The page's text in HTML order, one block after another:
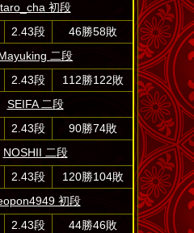
taro_cha 初段
2.43段
46勝58敗
二段
2.43段
112勝122敗
SEIFA 二段
2.43段
90勝74敗
NOSHII 二段
2.43段
120勝104敗
初段
2.43段
44勝46敗